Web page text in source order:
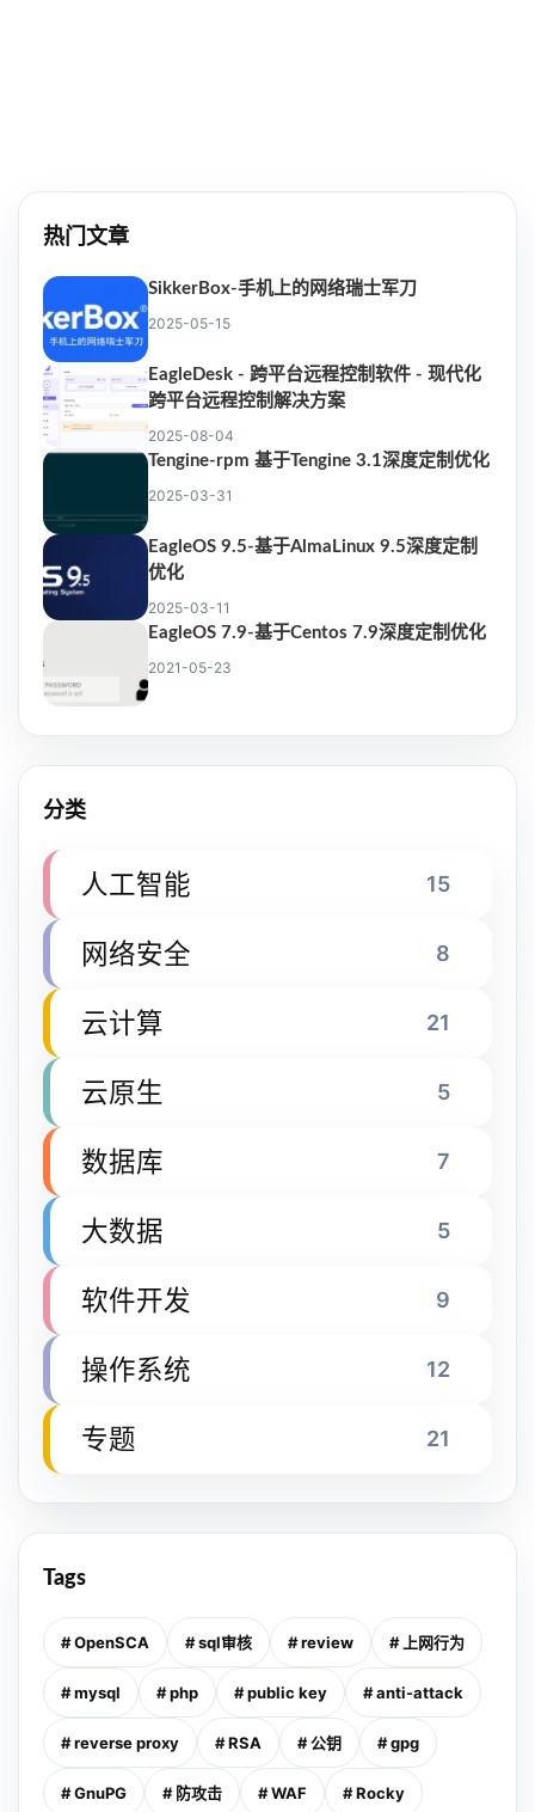
热门文章
SikkerBox-手机上的网络瑞士军刀
2025-05-15
EagleDesk - 跨平台远程控制软件 - 现代化
跨平台远程控制解决方案
2025-08-04
Tengine-rpm 基于Tengine 3.1深度定制优化
2025-03-31
EagleOS 9.5-基于AlmaLinux 9.5深度定制
优化
2025-03-11
EagleOS 7.9-基于Centos 7.9深度定制优化
2021-05-23
分类
人工智能 15
网络安全 8
云计算 21
云原生 5
数据库 7
大数据 5
软件开发 9
操作系统 12
专题 21
Tags
# OpenSCA # sql审核 # review # 上网行为
# mysql # php # public key # anti-attack
# reverse proxy # RSA # 公钥 # gpg
# GnuPG # 防攻击 # WAF # Rocky